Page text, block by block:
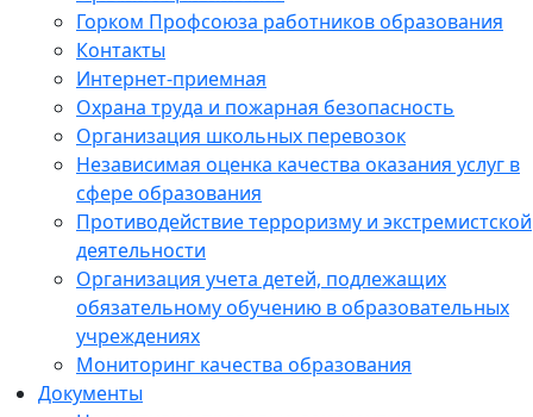
Горком Профсоюза работников образования
Контакты
Интернет-приемная
Охрана труда и пожарная безопасность
Организация школьных перевозок
Независимая оценка качества оказания услуг в
сфере образования
Противодействие терроризму и экстремистской
деятельности
Организация учета детей, подлежащих
обязательному обучению в образовательных
учреждениях
Мониторинг качества образования
Документы